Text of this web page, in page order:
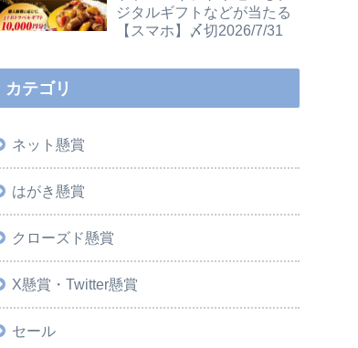
ジタルギフトなどが当たる
【スマホ】〆切2026/7/31
カテゴリ
ネット懸賞
はがき懸賞
クローズド懸賞
X懸賞・Twitter懸賞
セール